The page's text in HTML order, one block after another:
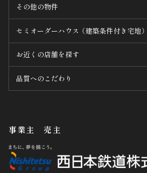
その他の物件
セミオーダーハウス （建築条件付き宅地）
お近くの店舗を探す
品質へのこだわり
事業主 売主